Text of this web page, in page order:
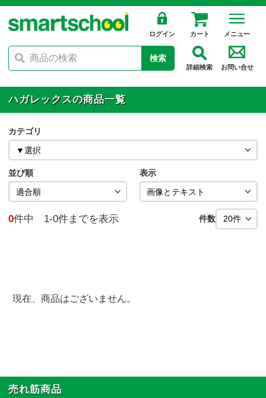
ログイン カート メニュー
検索
詳細検索 お問い合せ
ハガレックスの商品一覧
カテゴリ
並び順 表示
0件中 1-0件までを表示 件数
現在、商品はございません。
売れ筋商品